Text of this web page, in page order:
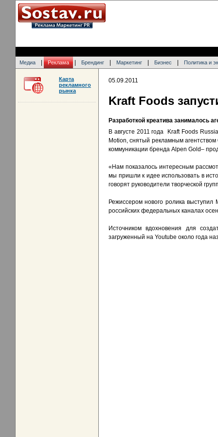
Медиа Реклама Брендинг Маркетинг Бизнес Политика и
05.09.2011
Kraft Foods
Разработкой креатива занималось
В августе 2011 года Kraft Foods
Motion, снятый рекламным
коммуникации бренда Alpen Gold–
«Нам показалось интересным
мы пришли к идее использовать в
говорят руководители творческой
Режиссером нового ролика
российских федеральных каналах
Источником вдохновения для
загруженный на Youtube около года
Карта
рекламного
рынка